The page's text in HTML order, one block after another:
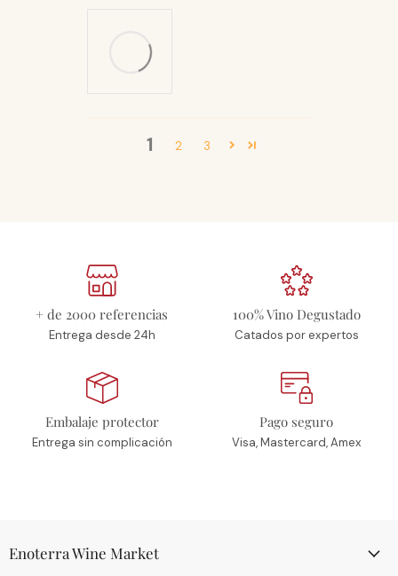
1 2 3
+ de 2000 referencias
Entrega desde 24h
100% Vino Degustado
Catados por expertos
Embalaje protector
Entrega sin complicación
Pago seguro
Visa, Mastercard, Amex
Enoterra Wine Market